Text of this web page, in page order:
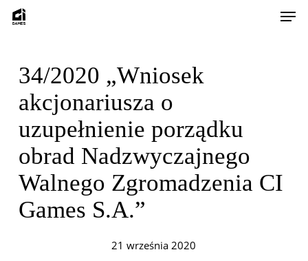
Skip
34/2020 „Wniosek
akcjonariusza o
uzupełnienie porządku
obrad Nadzwyczajnego
Walnego Zgromadzenia CI
Games S.A.”
21 września 2020